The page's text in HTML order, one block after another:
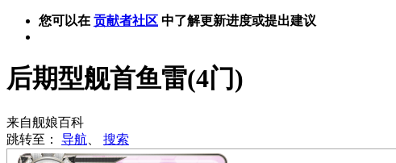
您可以在 贡献者社区 中了解更新进度或提出建议
后期型舰首鱼雷(4门)
来自舰娘百科
跳转至： 导航 搜索